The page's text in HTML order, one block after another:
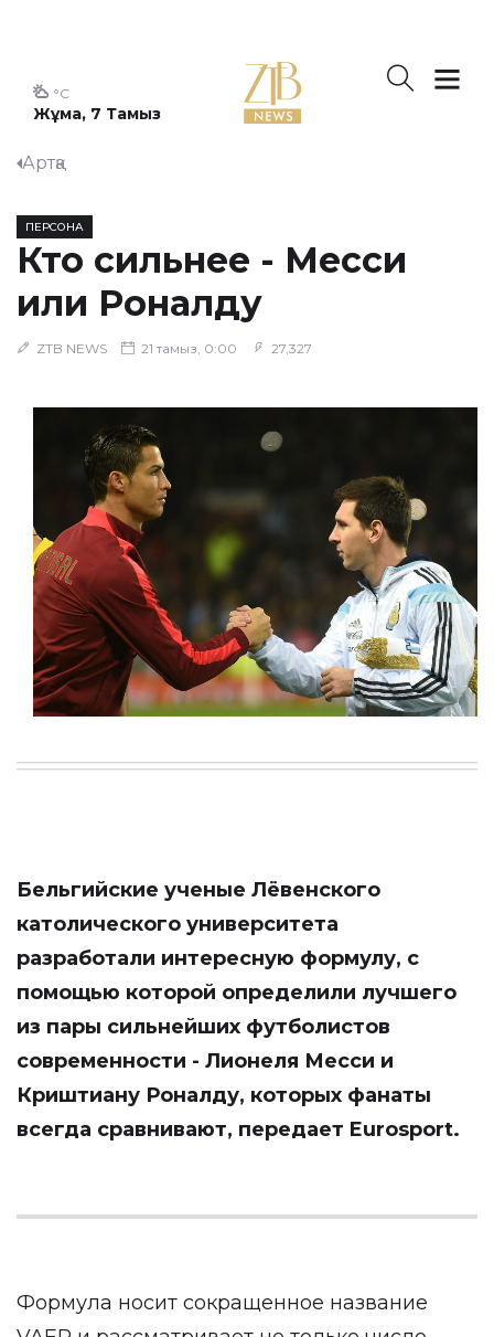
Жұма, 7 Тамыз
°C
Артқа
ПЕРСОНА
Кто сильнее - Месси
или Роналду
ZTB NEWS 21 тамыз, 0:00 27,327
Бельгийские ученые Лёвенского
католического университета
разработали интересную формулу, с
помощью которой определили лучшего
из пары сильнейших футболистов
современности - Лионеля Месси и
Криштиану Роналду, которых фанаты
всегда сравнивают, передает Eurosport.
Формула носит сокращенное название